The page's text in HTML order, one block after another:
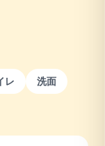
レ
洗面